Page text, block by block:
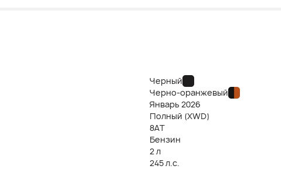
Черный
Черно-оранжевый
Январь 2026
Полный (XWD)
8AT
Бензин
2 л
245 л.с.